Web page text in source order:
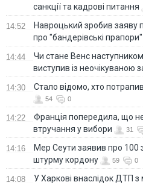
санкції та кадрові питання
14:52
Навроцький зробив заяву
про "бандерівські прапори"
14:44
Чи стане Венс
виступив із неочікуваною
14:30 Стало відомо, хто
54 0
14:22
Франція попередила, що
втручання у вибори
31
14:16
Мер Сеути заявив про 100
штурму кордону
59 0
14:08 У Харкові внаслідок ДТП з